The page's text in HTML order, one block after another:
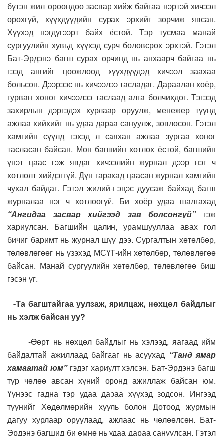
бүтэн жил өрөөндөө засвар хийж байгаа нэртэй хичээл
орохгүй, хүүхдүүдийн сурах эрхийг зөрчиж явсан.
Хүүхэд нэгдүгээрт байх ёстой. Тэр тусмаа манай
сургуулийн хувьд хүүхэд сурч боловсрох эрхтэй. Гэтэл
Бат-Эрдэнэ багш сурах орчинд нь анхаарч байгаа нь
гээд ангийг цоожлоод хүүхдүүдэд хичээл заахаа
больсон. Дээрээс нь хичээлээ тасладаг. Дараалан хоёр,
гурван хоног хичээлээ таслаад алга болчихдог. Тэгээд
захирлын дэргэдэх хурлаар оруулж, менежер түүнд
ажлаа хийхийг нь удаа дараа сануулж, зөвлөсөн. Гэтэл
хамгийн сүүлд гэхэд л саяхан ажлаа зургаа хоног
тасласан байсан. Мөн багшийн хөтлөх ёстой, багшийн
үнэт цаас гэж явдаг хичээлийн журнал дээр нэг ч
хөтлөлт хийдэггүй. Дүн гарахад цаасан журнал хамгийн
чухал байдаг. Гэтэл жилийн эцэс дуусаж байхад багш
журналаа нэг ч хөтлөөгүй. Би хоёр удаа шалгахад
“Ангидаа засвар хийгээд зав болсонгүй”гэж
хариулсан. Багшийн цалин, урамшууллаа авах гол
бичиг баримт нь журнал шүү дээ. Сургалтын хөтөлбөр,
төлөвлөгөөг нь үзэхэд МСҮТ-ийн хөтөлбөр, төлөвлөгөө
байсан. Манай сургуулийн хөтөлбөр, төлөвлөгөө биш
гэсэн үг.
-Та багштайгаа уулзаж, ярилцаж, нөхцөл байдлыг
нь хэлж байсан уу?
-Өөрт нь нөхцөл байдлыг нь хэлээд, яагаад ийм
байдалтай ажиллаад байгааг нь асуухад “Танд ямар
хамаатай юм”гэдэг хариулт хэлсэн. Бат-Эрдэнэ багш
түр чөлөө авсан хүний оронд ажиллаж байсан юм.
Үүнээс гадна тэр удаа дараа хүүхэд зодсон. Ингээд
түүнийг Хөдөлмөрийн хууль болон Дотоод журмын
дагуу хурлаар оруулаад, ажлаас нь чөлөөлсөн. Бат-
Эрдэнэ багшид би өмнө нь удаа дараа сануулсан. Гэтэл